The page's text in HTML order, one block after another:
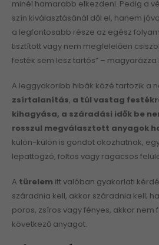
minél hamarabb elkezdeni. Pedig a
szín kiválasztásánál dől el, hanem
a legfontosabb része az egész
tisztított vagy nem megfelelően
festék sem lesz tartós” – magyarázza
A leggyakoribb hibák közé tartozik a
zsírtalanítás, a túl vastag
kihagyása, a száradási idők be
rosszul megválasztott anyagok
külön-külön is gondot okozhatnak,
lepattogzó, foltos vagy ragacsos
A türelem itt valóban gyakorlati
száradnia kell, akkor száradnia kell;
poros, zsíros vagy fényes, akkor nem
következő anyagot.